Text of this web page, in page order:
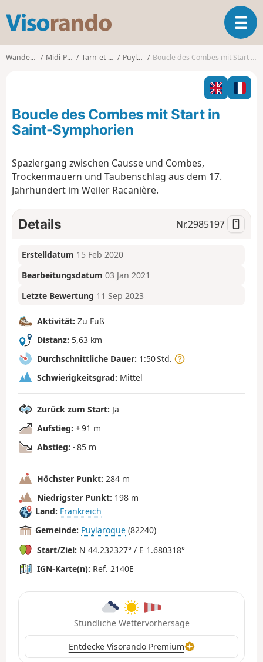
s
o
T
o
l
n
n
Wanderungen Midi-Pyrénées Tarn-et-Garonne Puylaroque Boucle des Combes mit Start in Saint-Symphorien
Boucle des Combes mit Start in
Saint-Symphorien
Spaziergang zwischen Causse und Combes,
Trockenmauern und Taubenschlag aus dem 17.
Jahrhundert im Weiler Racanière.
Details Nr.2985197
Erstelldatum 15 Feb 2020
Bearbeitungsdatum 03 Jan 2021
Letzte Bewertung 11 Sep 2023
Aktivität: Zu Fuß
Distanz: 5,63 km
Durchschnittliche Dauer: 1:50 Std.
Schwierigkeitsgrad: Mittel
Zurück zum Start: Ja
Aufstieg: + 91 m
Abstieg: - 85 m
Höchster Punkt: 284 m
Niedrigster Punkt: 198 m
Land: Frankreich
Gemeinde: Puylaroque (82240)
Start/Ziel: N 44.232327° / E 1.680318°
IGN-Karte(n): Ref. 2140E
Stündliche Wettervorhersage
Entdecke Visorando Premium